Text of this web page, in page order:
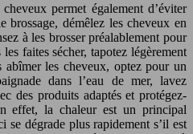
permet également d’éviter
brossage, démêlez les cheveux en
à les brosser préalablement pour
faites sécher, tapotez légèrement
abîmer les cheveux, optez pour un
dans l’eau de mer, lavez
des produits adaptés et protégez-
effet, la chaleur est un principal
dégrade plus rapidement s’il est